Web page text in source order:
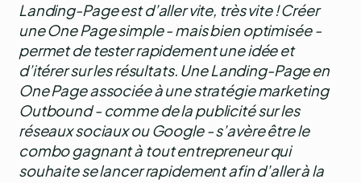
Landing-Page est d’aller vite, très vite ! Créer
une One Page simple - mais bien optimisée -
permet de tester rapidement une idée et
d’itérer sur les résultats. Une Landing-Page en
One Page associée à une stratégie marketing
Outbound - comme de la publicité sur les
réseaux sociaux ou Google - s’avère être le
combo gagnant à tout entrepreneur qui
souhaite se lancer rapidement afin d’aller à la